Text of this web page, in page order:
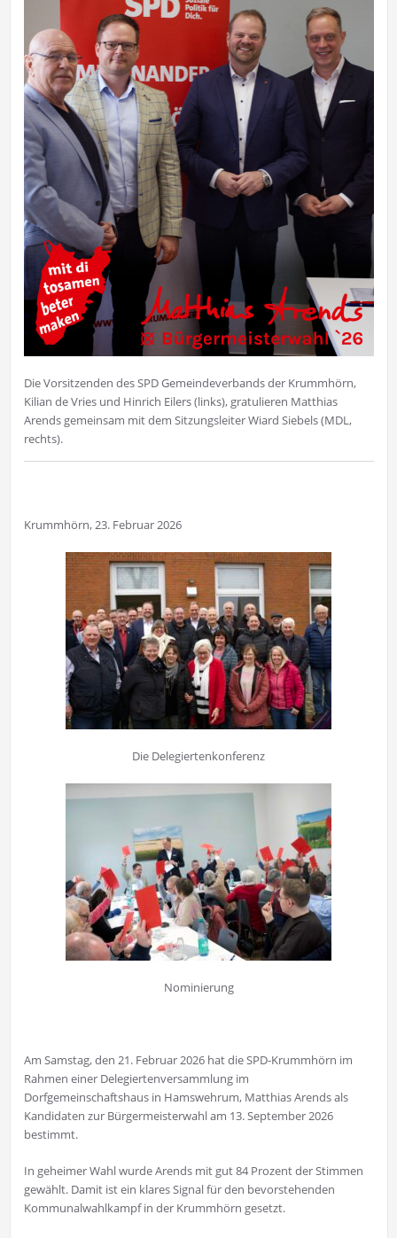
Die Vorsitzenden des SPD Gemeindeverbands der Krummhörn,
Kilian de Vries und Hinrich Eilers (links), gratulieren Matthias
Arends gemeinsam mit dem Sitzungsleiter Wiard Siebels (MDL,
rechts).
Krummhörn, 23. Februar 2026
Die Delegiertenkonferenz
Nominierung
Am Samstag, den 21. Februar 2026 hat die SPD-Krummhörn im
Rahmen einer Delegiertenversammlung im
Dorfgemeinschaftshaus in Hamswehrum, Matthias Arends als
Kandidaten zur Bürgermeisterwahl am 13. September 2026
bestimmt.
In geheimer Wahl wurde Arends mit gut 84 Prozent der Stimmen
gewählt. Damit ist ein klares Signal für den bevorstehenden
Kommunalwahlkampf in der Krummhörn gesetzt.